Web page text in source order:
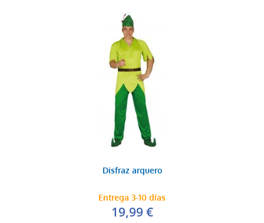
Disfraz arquero
Entrega 3-10 días
19,99 €